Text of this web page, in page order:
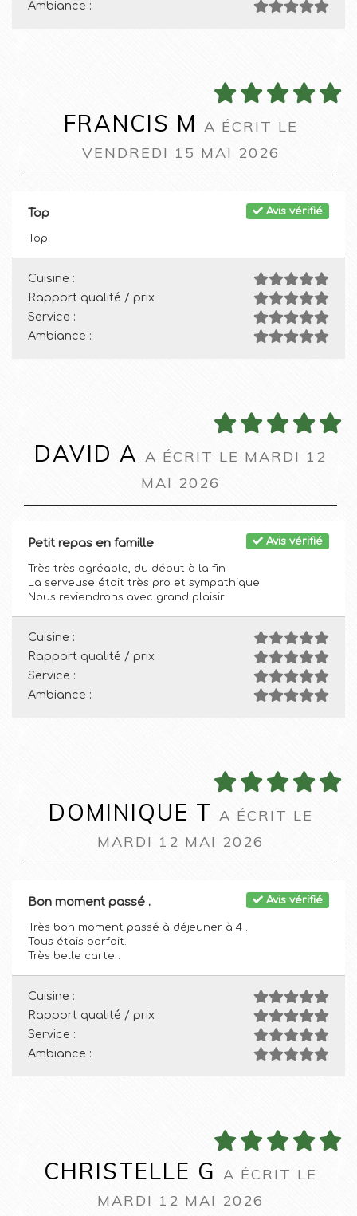
Ambiance :
FRANCIS M A ÉCRIT LE
VENDREDI 15 MAI 2026
Avis vérifié
Top
Top
Cuisine :
Rapport qualité / prix :
Service :
Ambiance :
DAVID A A ÉCRIT LE MARDI 12
MAI 2026
Avis vérifié
Petit repas en famille
Très très agréable, du début à la fin
La serveuse était très pro et sympathique
Nous reviendrons avec grand plaisir
Cuisine :
Rapport qualité / prix :
Service :
Ambiance :
DOMINIQUE T A ÉCRIT LE
MARDI 12 MAI 2026
Avis vérifié
Bon moment passé .
Très bon moment passé à déjeuner à 4 .
Tous étais parfait.
Très belle carte .
Cuisine :
Rapport qualité / prix :
Service :
Ambiance :
CHRISTELLE G A ÉCRIT LE
MARDI 12 MAI 2026